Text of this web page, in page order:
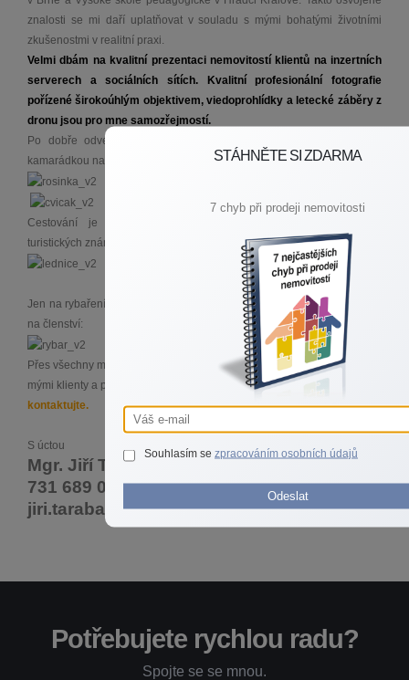
znalosti se mi daří uplatňovat v souladu s mými bohatými životními
zkušenostmi v realitní praxi.
Velmi dbám na kvalitní prezentaci nemovitostí klientů na inzertních
serverech a sociálních sítích. Kvalitní profesionální fotografie
pořízené širokoúhlým objektivem, viedoprohlídky a letecké záběry z
dronu jsou pro mne samozřejmostí.
Po dobře odvedené práci se věnuji kynologii a rád se svou psí
kamarádkou navštívím cvičák:
Cestování je mým dalším koníčkem, jsem pilným sběratelem
turistických známek:
Jen na rybaření mi moc času nezbývá a v poslední době jen přispívám
na členství:
Přes všechny mé výše uvedené koníčky, největší zálibou je vztah s
mými klienty a práce v realitách, a proto mě bez obavkdykoliv
kontaktujte.
S úctou
Mgr. Jiří Taraba
731 689 000
jiri.taraba@re-max.cz
Potřebujete rychlou radu?
Spojte se se mnou.
STÁHNĚTE SI ZDARMA
7 chyb při prodeji nemovitosti
Souhlasím se zpracováním osobních údajů
Odeslat